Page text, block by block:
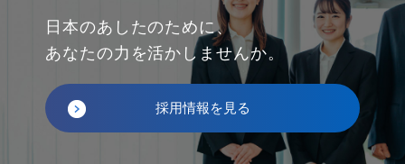
日本のあしたのために、
あなたの力を活かしませんか。
採用情報を見る